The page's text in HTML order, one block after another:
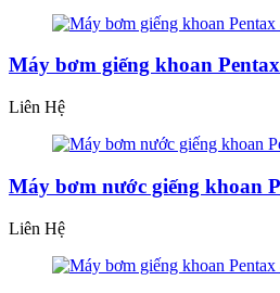
Máy bơm giếng khoan
Liên Hệ
Máy bơm nước giếng khoan
Liên Hệ